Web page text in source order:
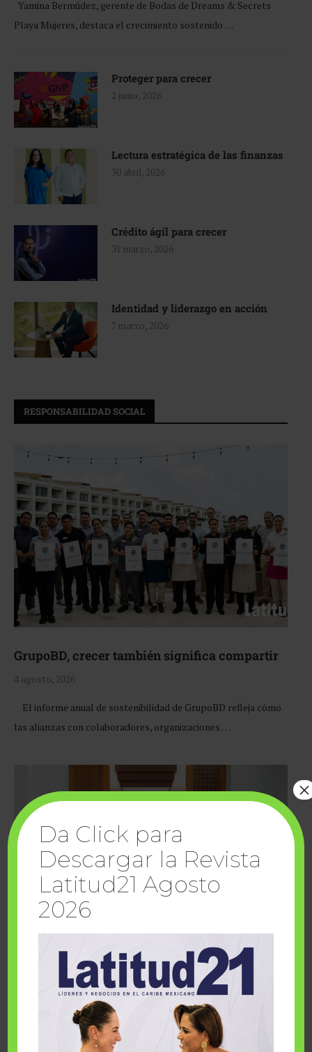
Yamina Bermúdez, gerente de Bodas de Dreams & Secrets
Playa Mujeres, destaca el crecimiento sostenido …
Proteger para crecer
2 junio, 2026
Lectura estratégica de las finanzas
30 abril, 2026
Crédito ágil para crecer
31 marzo, 2026
Identidad y liderazgo en acción
7 marzo, 2026
RESPONSABILIDAD SOCIAL
GrupoBD, crecer también significa compartir
4 agosto, 2026
El informe anual de sostenibilidad de GrupoBD refleja cómo
las alianzas con colaboradores, organizaciones …
Cuando la solidaridad inspira; cumplen
sueños Fairmont Mayakoba y Make-A-Wish
Da Click para
Descargar la Revista
Latitud21 Agosto
2026
×